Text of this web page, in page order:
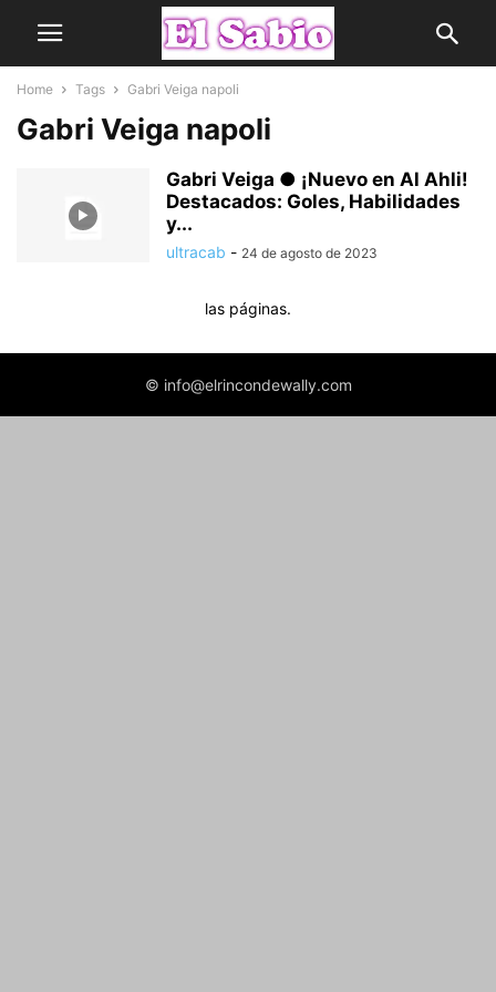
Home Tags Gabri Veiga napoli
Gabri Veiga napoli
Gabri Veiga ● ¡Nuevo en Al Ahli!
Destacados: Goles, Habilidades
y...
ultracab - 24 de agosto de 2023
las páginas.
© info@elrincondewally.com